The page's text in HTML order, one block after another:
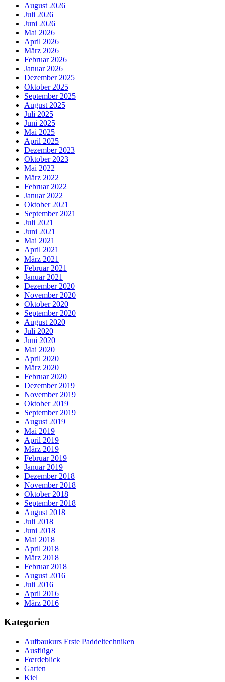
August 2026
Juli 2026
Juni 2026
Mai 2026
April 2026
März 2026
Februar 2026
Januar 2026
Dezember 2025
Oktober 2025
September 2025
August 2025
Juli 2025
Juni 2025
Mai 2025
April 2025
Dezember 2023
Oktober 2023
Mai 2022
März 2022
Februar 2022
Januar 2022
Oktober 2021
September 2021
Juli 2021
Juni 2021
Mai 2021
April 2021
März 2021
Februar 2021
Januar 2021
Dezember 2020
November 2020
Oktober 2020
September 2020
August 2020
Juli 2020
Juni 2020
Mai 2020
April 2020
März 2020
Februar 2020
Dezember 2019
November 2019
Oktober 2019
September 2019
August 2019
Mai 2019
April 2019
März 2019
Februar 2019
Januar 2019
Dezember 2018
November 2018
Oktober 2018
September 2018
August 2018
Juli 2018
Juni 2018
Mai 2018
April 2018
März 2018
Februar 2018
August 2016
Juli 2016
April 2016
März 2016
Kategorien
Aufbaukurs Erste Paddeltechniken
Ausflüge
Fœrdeblick
Garten
Kiel